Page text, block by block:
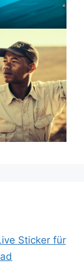
Sticker für